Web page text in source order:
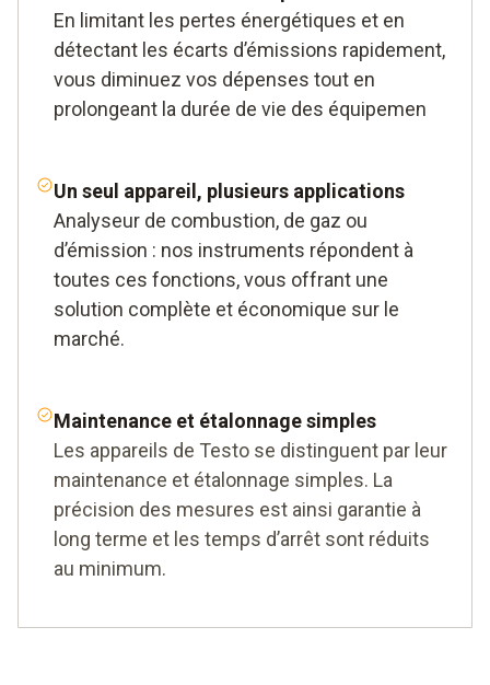
En limitant les pertes énergétiques et en
détectant les écarts d’émissions rapidement,
vous diminuez vos dépenses tout en
prolongeant la durée de vie des équipemen
Un seul appareil, plusieurs applications
Analyseur de combustion, de gaz ou
d’émission : nos instruments répondent à
toutes ces fonctions, vous offrant une
solution complète et économique sur le
marché.
Maintenance et étalonnage simples
Les appareils de Testo se distinguent par leur
maintenance et étalonnage simples. La
précision des mesures est ainsi garantie à
long terme et les temps d’arrêt sont réduits
au minimum.